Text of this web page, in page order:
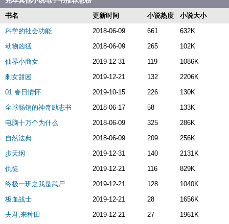
书名
更新时间 小说热度
小说大小
科学的社会功能
2018-06-09 661
632K
动物凶猛
2018-06-09 265
102K
仙界小商女
2019-12-31 119
1086K
剩女甜园
2019-12-21 132
2206K
01 春日情怀
2019-10-15 226
130K
全球畅销的神奇励志书
2018-06-17 58
133K
电脑十万个为什么
2018-06-09 325
286K
自然法典
2018-06-09 209
256K
步天纲
2019-12-31 140
2131K
仇徒
2019-12-21 116
829K
终极一班之我是武尸
2019-12-21 128
1040K
极血战士
2019-12-21 28
1656K
夫君,来种田
2019-12-21 27
1961K